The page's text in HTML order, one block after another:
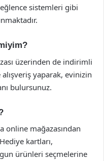
sistemleri gibi
üzerinden de indirimli
yaparak, evinizin
bulursunuz.
online mağazasından
kartları,
ürünleri seçmelerine